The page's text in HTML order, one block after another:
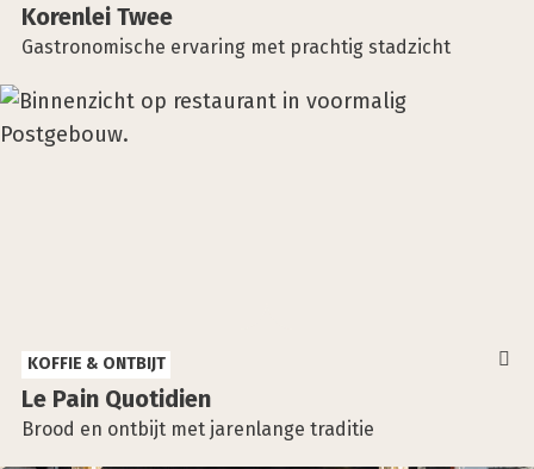
Koren­lei Twee
Gastronomische ervaring met prachtig stadzicht
Le Pain Quo­ti­dien
Brood en ontbijt met jarenlange traditie
KOFFIE & ONTBIJT